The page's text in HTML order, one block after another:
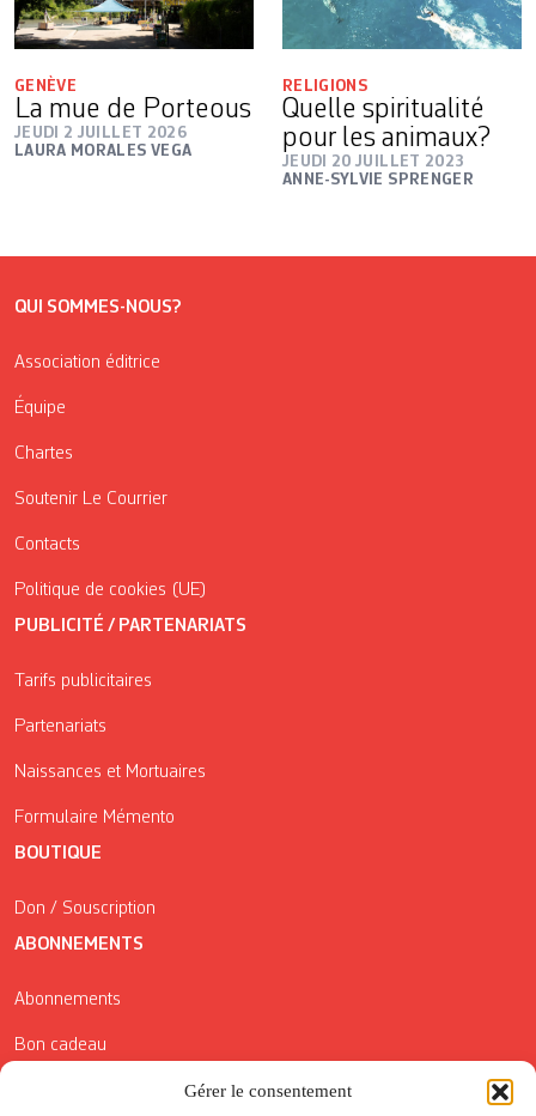
Gérer le consentement
GENÈVE
La mue de Porteous
JEUDI 2 JUILLET 2026
LAURA MORALES VEGA
RELIGIONS
Quelle spiritualité
pour les animaux?
JEUDI 20 JUILLET 2023
ANNE-SYLVIE SPRENGER
QUI SOMMES-NOUS?
Association éditrice
Équipe
Chartes
Soutenir Le Courrier
Contacts
Politique de cookies (UE)
PUBLICITÉ / PARTENARIATS
Tarifs publicitaires
Partenariats
Naissances et Mortuaires
Formulaire Mémento
BOUTIQUE
Don / Souscription
ABONNEMENTS
Abonnements
Bon cadeau
Conditions générales de vente